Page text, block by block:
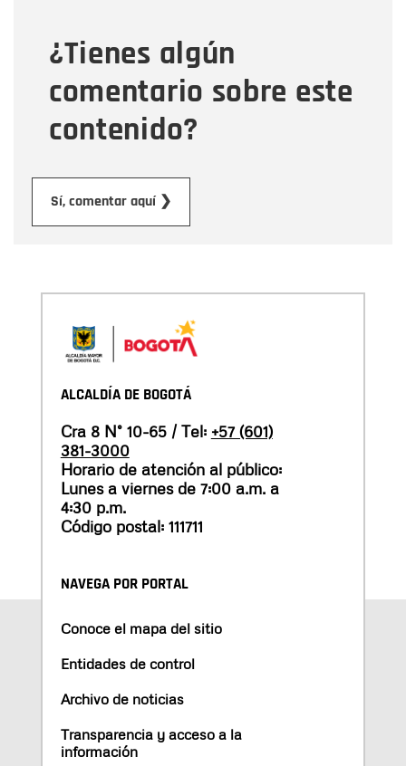
¿Tienes algún
comentario sobre este
contenido?
Sí, comentar aquí ❯
Mensaje
ALCALDÍA DE BOGOTÁ
Cra 8 N° 10-65 / Tel: +57 (601)
381-3000
Horario de atención al público:
Lunes a viernes de 7:00 a.m. a
4:30 p.m.
Código postal: 111711
NAVEGA POR PORTAL
Conoce el mapa del sitio
Entidades de control
Archivo de noticias
Transparencia y acceso a la
información